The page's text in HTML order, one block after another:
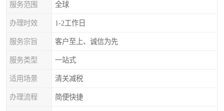
服务范围 全球
办理时效 1-2工作日
服务宗旨 客户至上、诚信为先
服务类型 一站式
适用场景 清关减税
办理流程 简便快捷